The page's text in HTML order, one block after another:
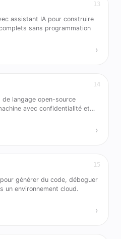
13
assistant IA pour construire
sans programmation
›
14
de langage open-source
avec confidentialité et
›
15
générer du code, déboguer
un environnement cloud.
›